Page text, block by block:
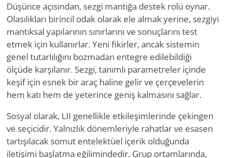
Düşünce açısından, sezgi mantığa destek rolü oynar.
Olasılıkları birincil odak olarak ele almak yerine, sezgiyi
mantıksal yapılarının sınırlarını ve sonuçlarını test
etmek için kullanırlar. Yeni fikirler, ancak sistemin
genel tutarlılığını bozmadan entegre edilebildiği
ölçüde karşılanır. Sezgi, tanımlı parametreler içinde
keşif için esnek bir araç haline gelir ve çerçevelerin
hem katı hem de yeterince geniş kalmasını sağlar.
Sosyal olarak, LII genellikle etkileşimlerinde çekingen
ve seçicidir. Yalnızlık dönemleriyle rahatlar ve esasen
tartışılacak somut entelektüel içerik olduğunda
iletişimi başlatma eğilimindedir. Grup ortamlarında,